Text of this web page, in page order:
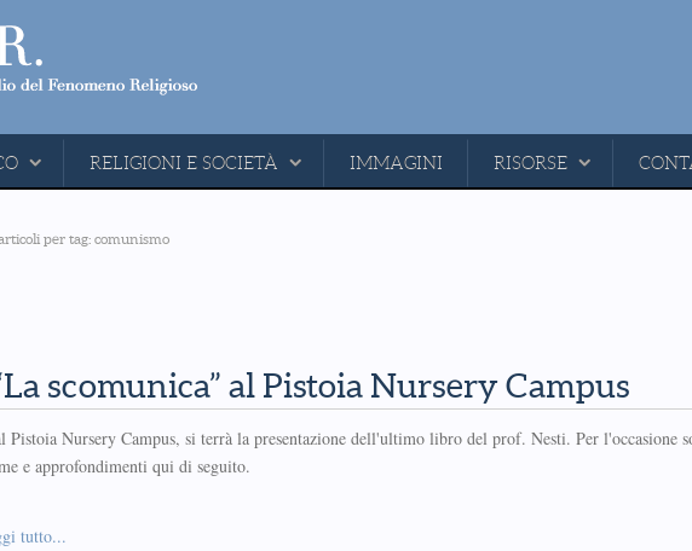
RELIGIONI E SOCIETÀ IMMAGINI RISORSE
per tag: comunismo
scomunica” al Pistoia Nursery Campus
Nursery Campus, si terrà la presentazione dell'ultimo libro del prof. Nesti. Per l'occasione
e approfondimenti qui di seguito.
tutto...